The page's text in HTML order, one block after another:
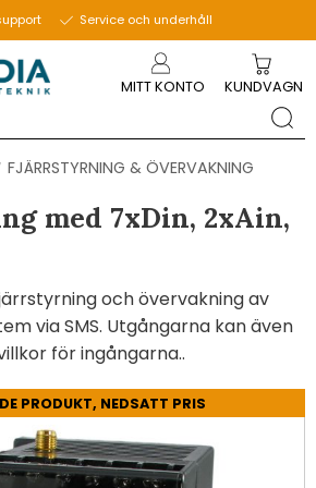
Service och underhåll
MITT KONTO KUNDVAGN
FJÄRRSTYRNING & ÖVERVAKNING
med 7xDin, 2xAin,
och övervakning av
via SMS. Utgångarna kan även
för ingångarna..
PRODUKT, NEDSATT PRIS